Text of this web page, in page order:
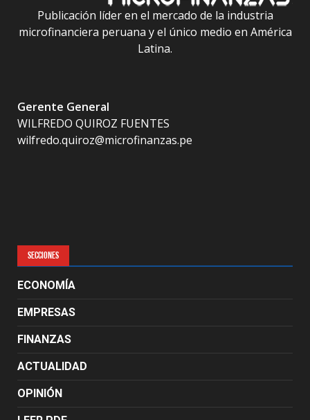
Publicación líder en el mercado de la industria
microfinanciera peruana y el único medio en América
Latina.
Gerente General
WILFREDO QUIROZ FUENTES
wilfredo.quiroz@microfinanzas.pe
SECCIONES
ECONOMÍA
EMPRESAS
FINANZAS
ACTUALIDAD
OPINIÓN